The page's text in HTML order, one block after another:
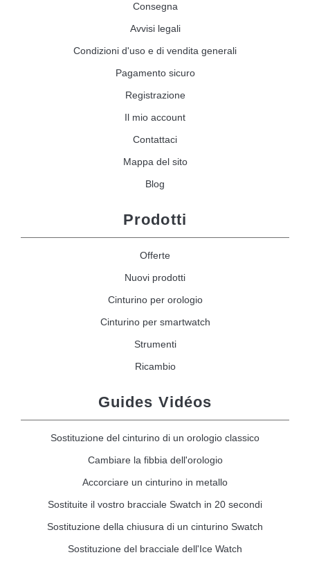
Consegna
Avvisi legali
Condizioni d'uso e di vendita generali
Pagamento sicuro
Registrazione
Il mio account
Contattaci
Mappa del sito
Blog
Prodotti
Offerte
Nuovi prodotti
Cinturino per orologio
Cinturino per smartwatch
Strumenti
Ricambio
Guides Vidéos
Sostituzione del cinturino di un orologio classico
Cambiare la fibbia dell'orologio
Accorciare un cinturino in metallo
Sostituite il vostro bracciale Swatch in 20 secondi
Sostituzione della chiusura di un cinturino Swatch
Sostituzione del bracciale dell'Ice Watch